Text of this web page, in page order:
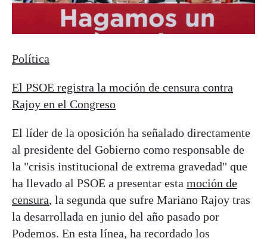
Política
El PSOE registra la moción de censura contra
Rajoy en el Congreso
El líder de la oposición ha señalado directamente
al presidente del Gobierno como responsable de
la "crisis institucional de extrema gravedad" que
ha llevado al PSOE a presentar esta moción de
censura, la segunda que sufre Mariano Rajoy tras
la desarrollada en junio del año pasado por
Podemos. En esta línea, ha recordado los